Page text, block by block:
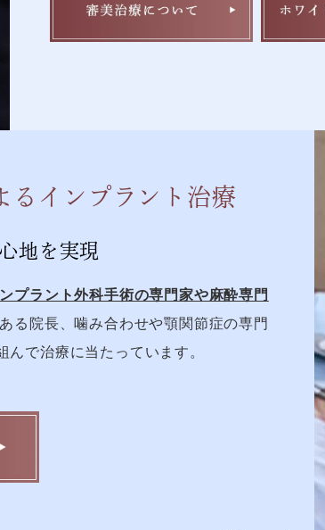
る インプラント治療
地を実現
プラント外科手術の専門家や麻酔専門
る院長、噛み合わせや顎関節症の専門
で治療に当たっています。